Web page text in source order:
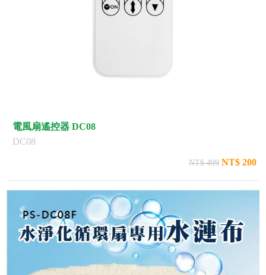
電風扇遙控器 DC08
DC08
NT$ 499 NT$ 200